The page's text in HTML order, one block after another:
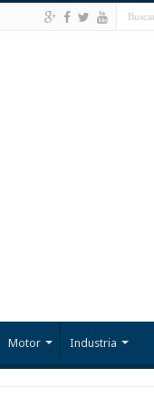
Motor Industria